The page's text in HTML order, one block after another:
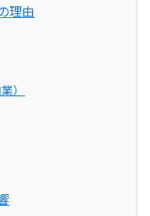
理由
）